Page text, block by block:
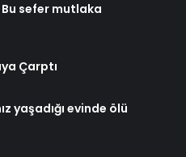
Bu sefer mutlaka
Çarptı
yaşadığı evinde ölü